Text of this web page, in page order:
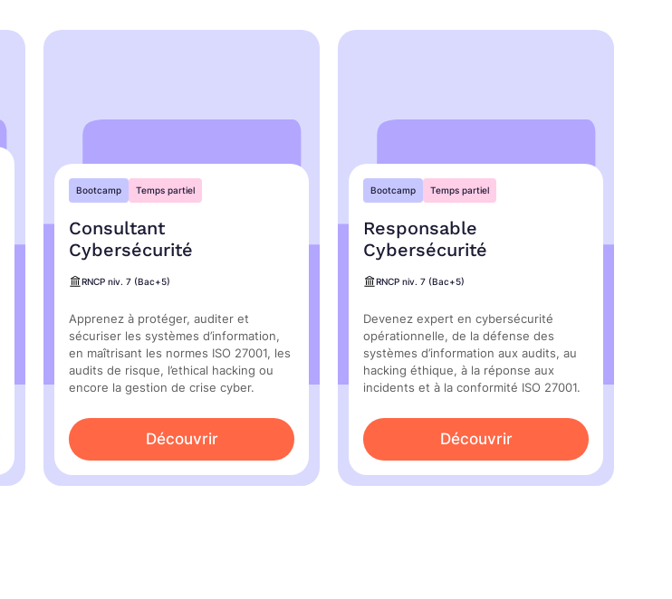
Bootcamp Temps partiel
Consultant
Cybersécurité
RNCP niv. 7 (Bac+5)
Apprenez à protéger, auditer et
sécuriser les systèmes d’information,
en maîtrisant les normes ISO 27001, les
audits de risque, l’ethical hacking ou
encore la gestion de crise cyber.
Découvrir
Bootcamp Temps partiel
Responsable
Cybersécurité
RNCP niv. 7 (Bac+5)
Devenez expert en cybersécurité
opérationnelle, de la défense des
systèmes d’information aux audits, au
hacking éthique, à la réponse aux
incidents et à la conformité ISO 27001.
Découvrir